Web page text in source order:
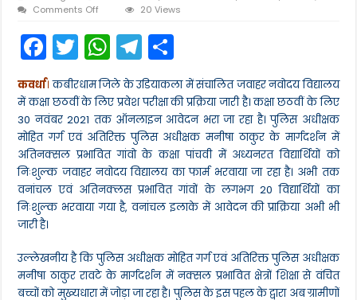
Comments Off
पुलिस
अधीक्षक
मोहित
गर्ग
के
मार्गदर्शन
में
नक्सल
प्रभावित
गांव
के
विद्यार्थियों
निःशुल्क
रहा
जवाहर
नवोदय
विद्यायल
20 Views
F
a
c
e
b
o
o
k
T
w
itt
er
W
h
a
ts
A
p
p
T
el
e
gr
a
m
h
ar
e
कवर्धा। कबीरधाम जिले के उडियाकला में संचालित जवाहर नवोदय विद्यालय
में कक्षा छठवीं के लिए प्रवेश परीक्षा की प्रक्रिया जारी है। कक्षा छठवीं के लिए
30 नवंबर 2021 तक ऑनलाइन आवेदन भरा जा रहा है। पुलिस अधीक्षक
मोहित गर्ग एवं अतिरिक्त पुलिस अधीक्षक मनीषा ठाकुर के मार्गदर्शन में
अतिनक्सल प्रभावित गांवो के कक्षा पांचवी में अध्यनरत विद्यार्थियों को
निःशुल्क जवाहर नवोदय विद्यालय का फार्म भरवाया जा रहा है। अभी तक
वनांचल एवं अतिनक्लस प्रभावित गांवों के लगभग 20 विद्यार्थियों का
निःशुल्क भरवाया गया है, वनांचल इलाके में आवेदन की प्राक्रिया अभी भी
जारी है।
उल्लेखनीय है कि पुलिस अधीक्षक मोहित गर्ग एवं अतिरिक्त पुलिस अधीक्षक
मनीषा ठाकुर रावटे के मार्गदर्शन में नक्सल प्रभावित क्षेत्रों शिक्षा से वंचित
बच्चों को मुख्यधारा में जोड़ा जा रहा है। पुलिस के इस पहल के द्वारा अब ग्रामीणों